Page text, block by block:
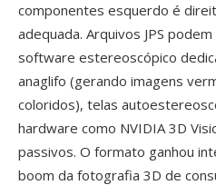
componentes esquerdo é
adequada. Arquivos JPS
software estereoscópico
anaglifo (gerando imagens
coloridos), telas
hardware como NVIDIA 3D
passivos. O formato ganhou
boom da fotografia 3D de